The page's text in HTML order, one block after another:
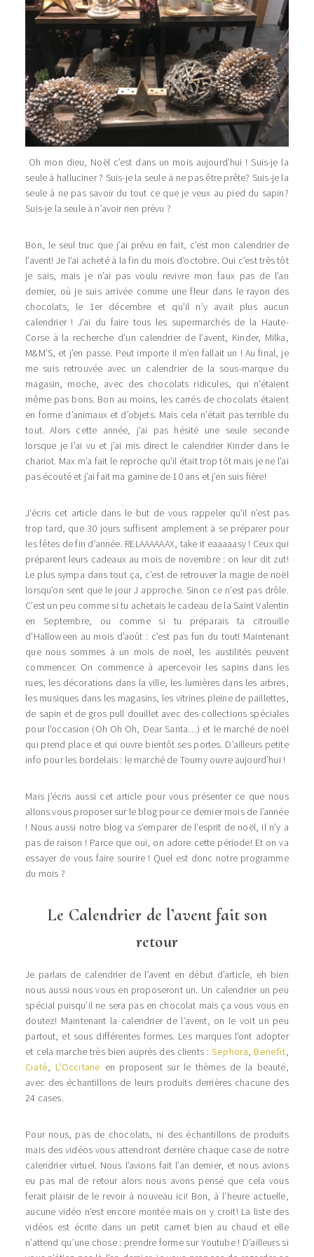
Oh mon dieu, Noël c’est dans un mois aujourd’hui ! Suis-je la
seule à halluciner ? Suis-je la seule à ne pas être prête? Suis-je la
seule à ne pas savoir du tout ce que je veux au pied du sapin?
Suis-je la seule à n’avoir rien prévu ?
Bon, le seul truc que j’ai prévu en fait, c’est mon calendrier de
l’avent! Je l’ai acheté à la fin du mois d’octobre. Oui c’est très tôt
je sais, mais je n’ai pas voulu revivre mon faux pas de l’an
dernier, où je suis arrivée comme une fleur dans le rayon des
chocolats, le 1er décembre et qu’il n’y avait plus aucun
calendrier ! J’ai du faire tous les supermarchés de la Haute-
Corse à la recherche d’un calendrier de l’avent, Kinder, Milka,
M&M’S, et j’en passe. Peut importe il m’en fallait un ! Au final, je
me suis retrouvée avec un calendrier de la sous-marque du
magasin, moche, avec des chocolats ridicules, qui n’étaient
même pas bons. Bon au moins, les carrés de chocolats étaient
en forme d’animaux et d’objets. Mais cela n’était pas terrible du
tout. Alors cette année, j’ai pas hésité une seule seconde
lorsque je l’ai vu et j’ai mis direct le calendrier Kinder dans le
chariot. Max m’a fait le reproche qu’il était trop tôt mais je ne l’ai
pas écouté et j’ai fait ma gamine de 10 ans et j’en suis fière!
J’écris cet article dans le but de vous rappeler qu’il n’est pas
trop tard, que 30 jours suffisent amplement à se préparer pour
les fêtes de fin d’année. RELAAAAAAX, take it eaaaaasy ! Ceux qui
préparent leurs cadeaux au mois de novembre : on leur dit zut!
Le plus sympa dans tout ça, c’est de retrouver la magie de noël
lorsqu’on sent que le jour J approche. Sinon ce n’est pas drôle.
C’est un peu comme si tu achetais le cadeau de la Saint Valentin
en Septembre, ou comme si tu préparais ta citrouille
d’Halloween au mois d’août : c’est pas fun du tout! Maintenant
que nous sommes à un mois de noël, les austilités peuvent
commencer. On commence à apercevoir les sapins dans les
rues, les décorations dans la ville, les lumières dans les arbres,
les musiques dans les magasins, les vitrines pleine de paillettes,
de sapin et de gros pull douillet avec des collections spéciales
pour l’occasion (Oh Oh Oh, Dear Santa…) et le marché de noël
qui prend place et qui ouvre bientôt ses portes. D’ailleurs petite
info pour les bordelais : le marché de Tourny ouvre aujourd’hui !
Mais j’écris aussi cet article pour vous présenter ce que nous
allons vous proposer sur le blog pour ce dernier mois de l’année
! Nous aussi notre blog va s’emparer de l’esprit de noël, il n’y a
pas de raison ! Parce que oui, on adore cette période! Et on va
essayer de vous faire sourire ! Quel est donc notre programme
du mois ?
Le Calendrier de l’avent fait son
retour
Je parlais de calendrier de l’avent en début d’article, eh bien
nous aussi nous vous en proposeront un. Un calendrier un peu
spécial puisqu’il ne sera pas en chocolat mais ça vous vous en
doutez! Maintenant la calendrier de l’avent, on le voit un peu
partout, et sous différentes formes. Les marques l’ont adopter
et cela marche très bien auprès des clients :Sephora,Benefit,
Ciaté, L’Occitane en proposent sur le thèmes de la beauté,
avec des échantillons de leurs produits derrières chacune des
24 cases.
Pour nous, pas de chocolats, ni des échantillons de produits
mais des vidéos vous attendront derrière chaque case de notre
calendrier virtuel. Nous l’avions fait l’an dernier, et nous avions
eu pas mal de retour alors nous avons pensé que cela vous
ferait plaisir de le revoir à nouveau ici! Bon, à l’heure actuelle,
aucune vidéo n’est encore montée mais on y croit! La liste des
vidéos est écrite dans un petit carnet bien au chaud et elle
n’attend qu’une chose : prendre forme sur Youtube ! D’ailleurs si